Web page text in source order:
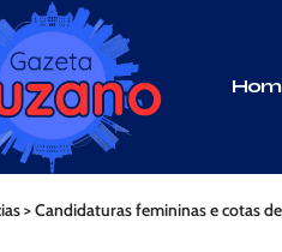
>Candidaturas femininas e cotas